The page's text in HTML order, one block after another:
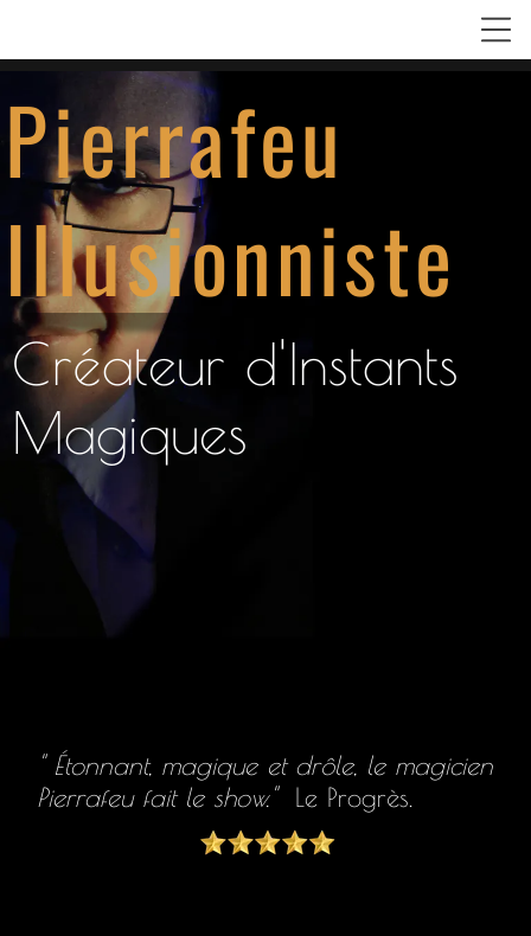
Pierrafeu
Illusionniste
Créateur d'Instants
Magiques
" Étonnant, magique et drôle, le magicien
Pierrafeu fait le show."Le Progrès.